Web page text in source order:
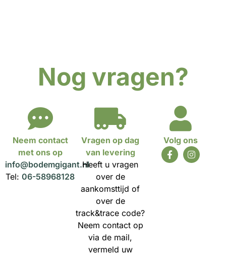
Nog vragen?
Neem contact
met ons op
info@bodemgigant.nl
Tel:06-58968128
Vragen op dag
van levering
Heeft u vragen
over de
aankomsttijd of
over de
track&trace code?
Neem contact op
via de mail,
vermeld uw
Volg ons